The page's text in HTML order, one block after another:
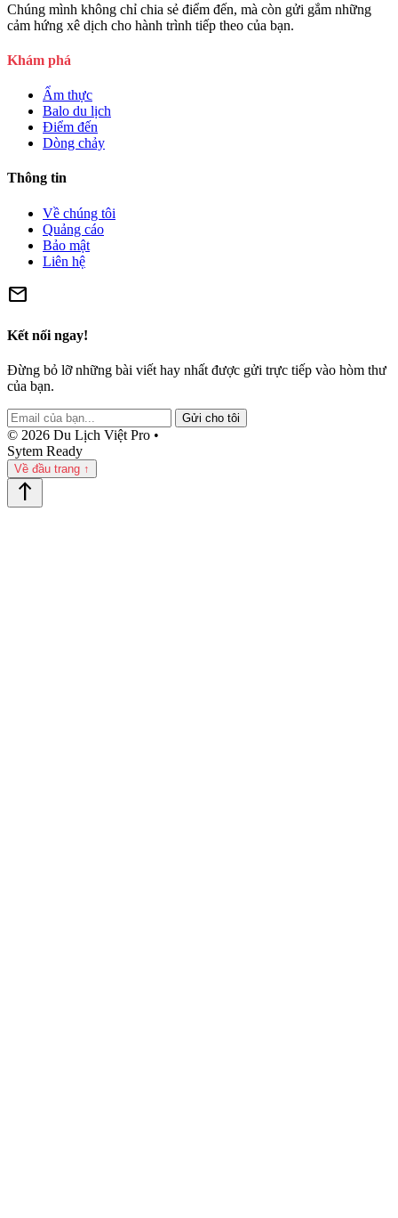
Chúng mình không chỉ chia sẻ điểm đến, mà còn gửi gắm những
cảm hứng xê dịch cho hành trình tiếp theo của bạn.
Khám phá
Ẩm thực
Balo du lịch
Điểm đến
Dòng chảy
Thông tin
Về chúng tôi
Quảng cáo
Bảo mật
Liên hệ
mail
Kết nối ngay!
Đừng bỏ lỡ những bài viết hay nhất được gửi trực tiếp vào hòm thư
của bạn.
Gửi cho tôi
© 2026 Du Lịch Việt Pro •
Sytem Ready
Về đầu trang ↑
north